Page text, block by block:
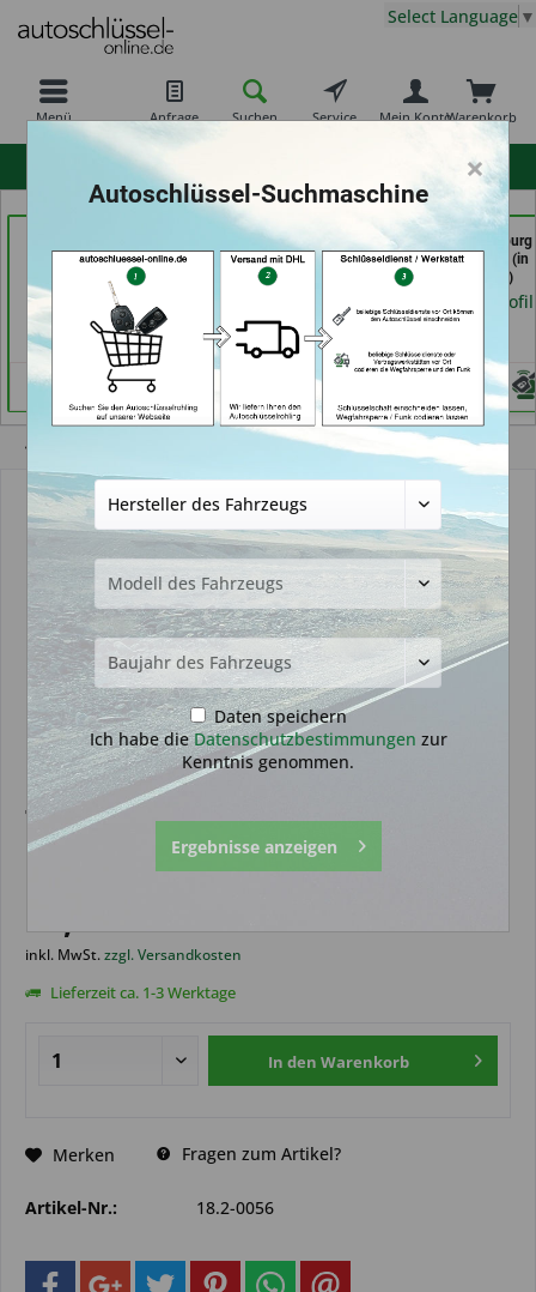
Menü Anfrage Suchen Service Warenkorb
Mein Konto
Select Language ▼
Schlüsseldienst (in
Grevenbroich)
Händlerprofil
Key Tec GmbH (in
Grevenbroich)
Händlerprofil
Carkeys Augsburg
ECU Service (in
Friedberg)
Händlerprofil
Transponder geeignet für Toyota
ID49-1E (Aftermarket Produkt)
19,99 € *
inkl. MwSt.zzgl. Versandkosten
Lieferzeit ca. 1-3 Werktage
In den Warenkorb
Merken Fragen zum Artikel?
Artikel-Nr.: 18.2-0056
×
Autoschlüssel-Suchmaschine
Daten speichern
Ich habe dieDatenschutzbestimmungen zur
Kenntnis genommen.
Ergebnisse anzeigen